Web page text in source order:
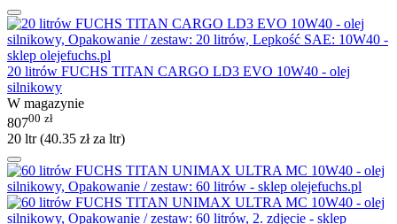
20 litrów FUCHS TITAN CARGO LD3 EVO 10W40 - olej
silnikowy
W magazynie
80700 zł
20 ltr (40.35 złza ltr)